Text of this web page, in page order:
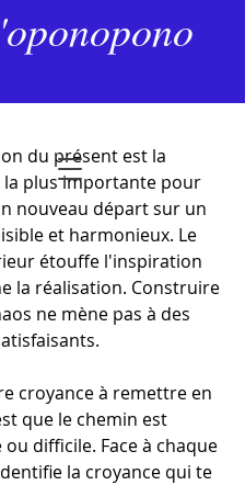
d’intérêt
jour :
27 janv.
du présent est la
plus importante pour
nouveau départ sur un
et harmonieux. Le
étouffe l'inspiration
la réalisation. Construire
ne mène pas à des
croyance à remettre en
que le chemin est
difficile. Face à chaque
la croyance qui te